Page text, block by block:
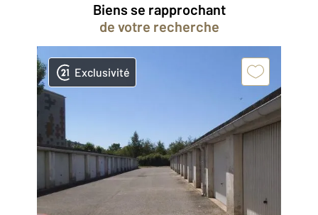
Biens se rapprochant
de votre recherche
Exclusivité